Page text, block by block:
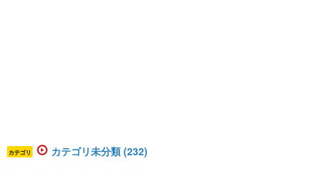
カテゴリ カテゴリ未分類 (232)